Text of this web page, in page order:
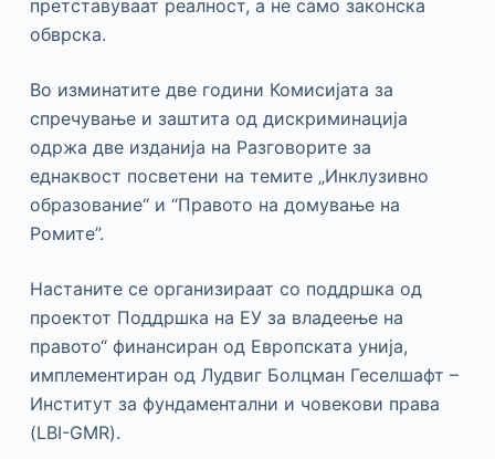
претставуваат реалност, а не само законска
обврска.
Во изминатите две години Комисијата за
спречување и заштита од дискриминација
одржа две изданија на Разговорите за
еднаквост посветени на темите „Инклузивно
образование“ и “Правото на домување на
Ромите”.
Настаните се организираат со поддршка од
проектот Поддршка на ЕУ за владеење на
правото“ финансиран од Европската унија,
имплементиран од Лудвиг Болцман Геселшафт –
Институт за фундаментални и човекови права
(LBI-GMR).